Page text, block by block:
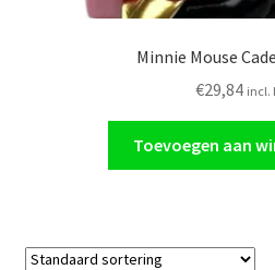
Minnie Mouse
€29,84 incl.
Toevoegen aan